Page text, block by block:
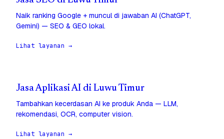
Naik ranking Google + muncul di jawaban AI (ChatGPT,
Gemini) — SEO & GEO lokal.
Lihat layanan →
Jasa Aplikasi AI di Luwu Timur
Tambahkan kecerdasan AI ke produk Anda — LLM,
rekomendasi, OCR, computer vision.
Lihat layanan →